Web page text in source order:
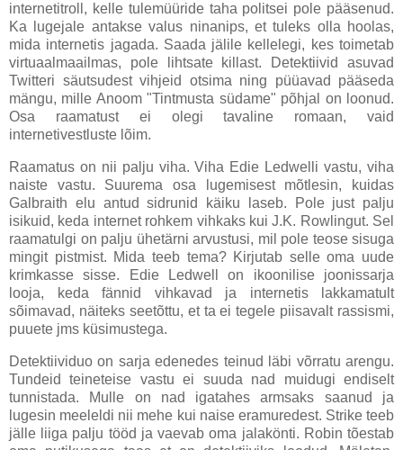
internetitroll, kelle tulemüüride taha politsei pole pääsenud.
Ka lugejale antakse valus ninanips, et tuleks olla hoolas,
mida internetis jagada. Saada jälile kellelegi, kes toimetab
virtuaalmaailmas, pole lihtsate killast. Detektiivid asuvad
Twitteri säutsudest vihjeid otsima ning püüavad pääseda
mängu, mille Anoom "Tintmusta südame" põhjal on loonud.
Osa raamatust ei olegi tavaline romaan, vaid
internetivestluste lõim.
Raamatus on nii palju viha. Viha Edie Ledwelli vastu, viha
naiste vastu. Suurema osa lugemisest mõtlesin, kuidas
Galbraith elu antud sidrunid käiku laseb. Pole just palju
isikuid, keda internet rohkem vihkaks kui J.K. Rowlingut. Sel
raamatulgi on palju ühetärni arvustusi, mil pole teose sisuga
mingit pistmist. Mida teeb tema? Kirjutab selle oma uude
krimkasse sisse. Edie Ledwell on ikoonilise joonissarja
looja, keda fännid vihkavad ja internetis lakkamatult
sõimavad, näiteks seetõttu, et ta ei tegele piisavalt rassismi,
puuete jms küsimustega.
Detektiividuo on sarja edenedes teinud läbi võrratu arengu.
Tundeid teineteise vastu ei suuda nad muidugi endiselt
tunnistada. Mulle on nad igatahes armsaks saanud ja
lugesin meeleldi nii mehe kui naise eramuredest. Strike teeb
jälle liiga palju tööd ja vaevab oma jalakönti. Robin tõestab